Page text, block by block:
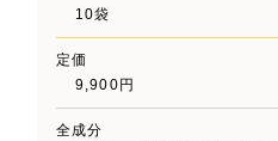
10袋
定価
9,900円
全成分